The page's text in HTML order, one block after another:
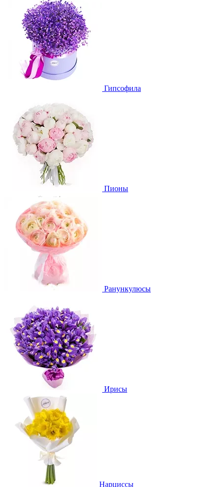
Гипсофила
Пионы
Ранункулюсы
Ирисы
Нарциссы